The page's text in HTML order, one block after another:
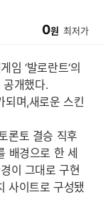
0원 최저가
‘발로란트‘의
개했다.
되며,새로운 스킨
론토 결승 직후
배경으로 한 세
이 그대로 구현
사이트로 구성됐